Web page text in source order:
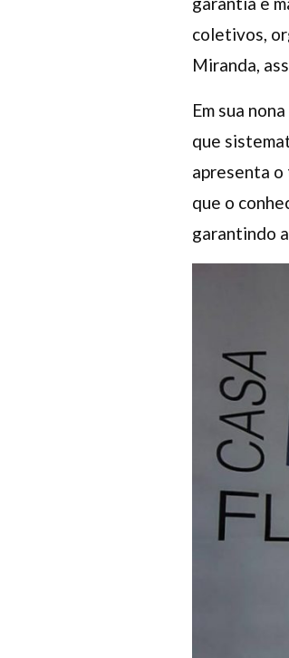
coletivos,
Miranda,
Em sua
que
apresenta o
que o
garantindo